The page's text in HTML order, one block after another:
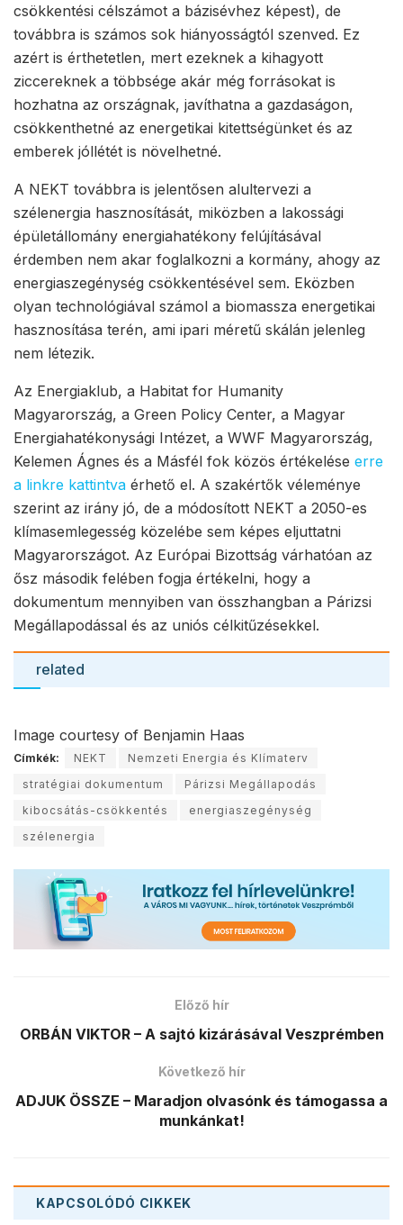
csökkentési célszámot a bázisévhez képest), de
továbbra is számos sok hiányosságtól szenved. Ez
azért is érthetetlen, mert ezeknek a kihagyott
ziccereknek a többsége akár még forrásokat is
hozhatna az országnak, javíthatna a gazdaságon,
csökkenthetné az energetikai kitettségünket és az
emberek jóllétét is növelhetné.
A NEKT továbbra is jelentősen alultervezi a
szélenergia hasznosítását, miközben a lakossági
épületállomány energiahatékony felújításával
érdemben nem akar foglalkozni a kormány, ahogy az
energiaszegénység csökkentésével sem. Eközben
olyan technológiával számol a biomassza energetikai
hasznosítása terén, ami ipari méretű skálán jelenleg
nem létezik.
Az Energiaklub, a Habitat for Humanity
Magyarország, a Green Policy Center, a Magyar
Energiahatékonysági Intézet, a WWF Magyarország,
Kelemen Ágnes és a Másfél fok közös értékelése erre
a linkre kattintva érhető el. A szakértők véleménye
szerint az irány jó, de a módosított NEKT a 2050-es
klímasemlegesség közelébe sem képes eljuttatni
Magyarországot. Az Európai Bizottság várhatóan az
ősz második felében fogja értékelni, hogy a
dokumentum mennyiben van összhangban a Párizsi
Megállapodással és az uniós célkitűzésekkel.
related
Image courtesy of Benjamin Haas
Címkék: NEKT
Nemzeti Energia és Klímaterv
stratégiai dokumentum
Párizsi Megállapodás
kibocsátás-csökkentés
energiaszegénység
szélenergia
Előző hír
ORBÁN VIKTOR – A sajtó kizárásával Veszprémben
Következő hír
ADJUK ÖSSZE – Maradjon olvasónk és támogassa a
munkánkat!
KAPCSOLÓDÓ CIKKEK